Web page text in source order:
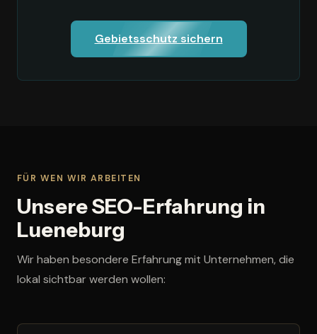
Gebietsschutz sichern
FÜR WEN WIR ARBEITEN
Unsere SEO-Erfahrung in
Lueneburg
Wir haben besondere Erfahrung mit Unternehmen, die
lokal sichtbar werden wollen: